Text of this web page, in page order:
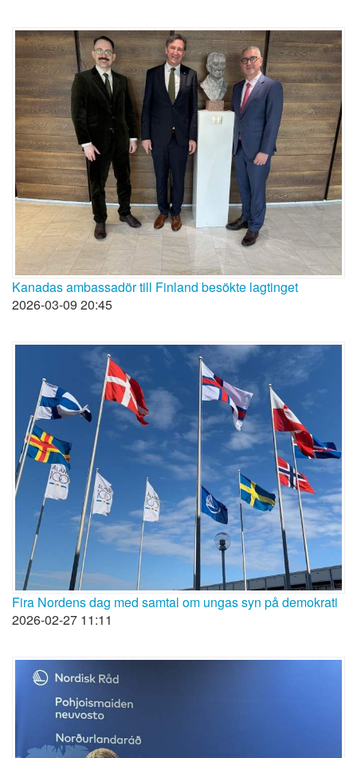
Kanadas ambassadör till Finland besökte lagtinget
2026-03-09 20:45
Fira Nordens dag med samtal om ungas syn på demokrati
2026-02-27 11:11